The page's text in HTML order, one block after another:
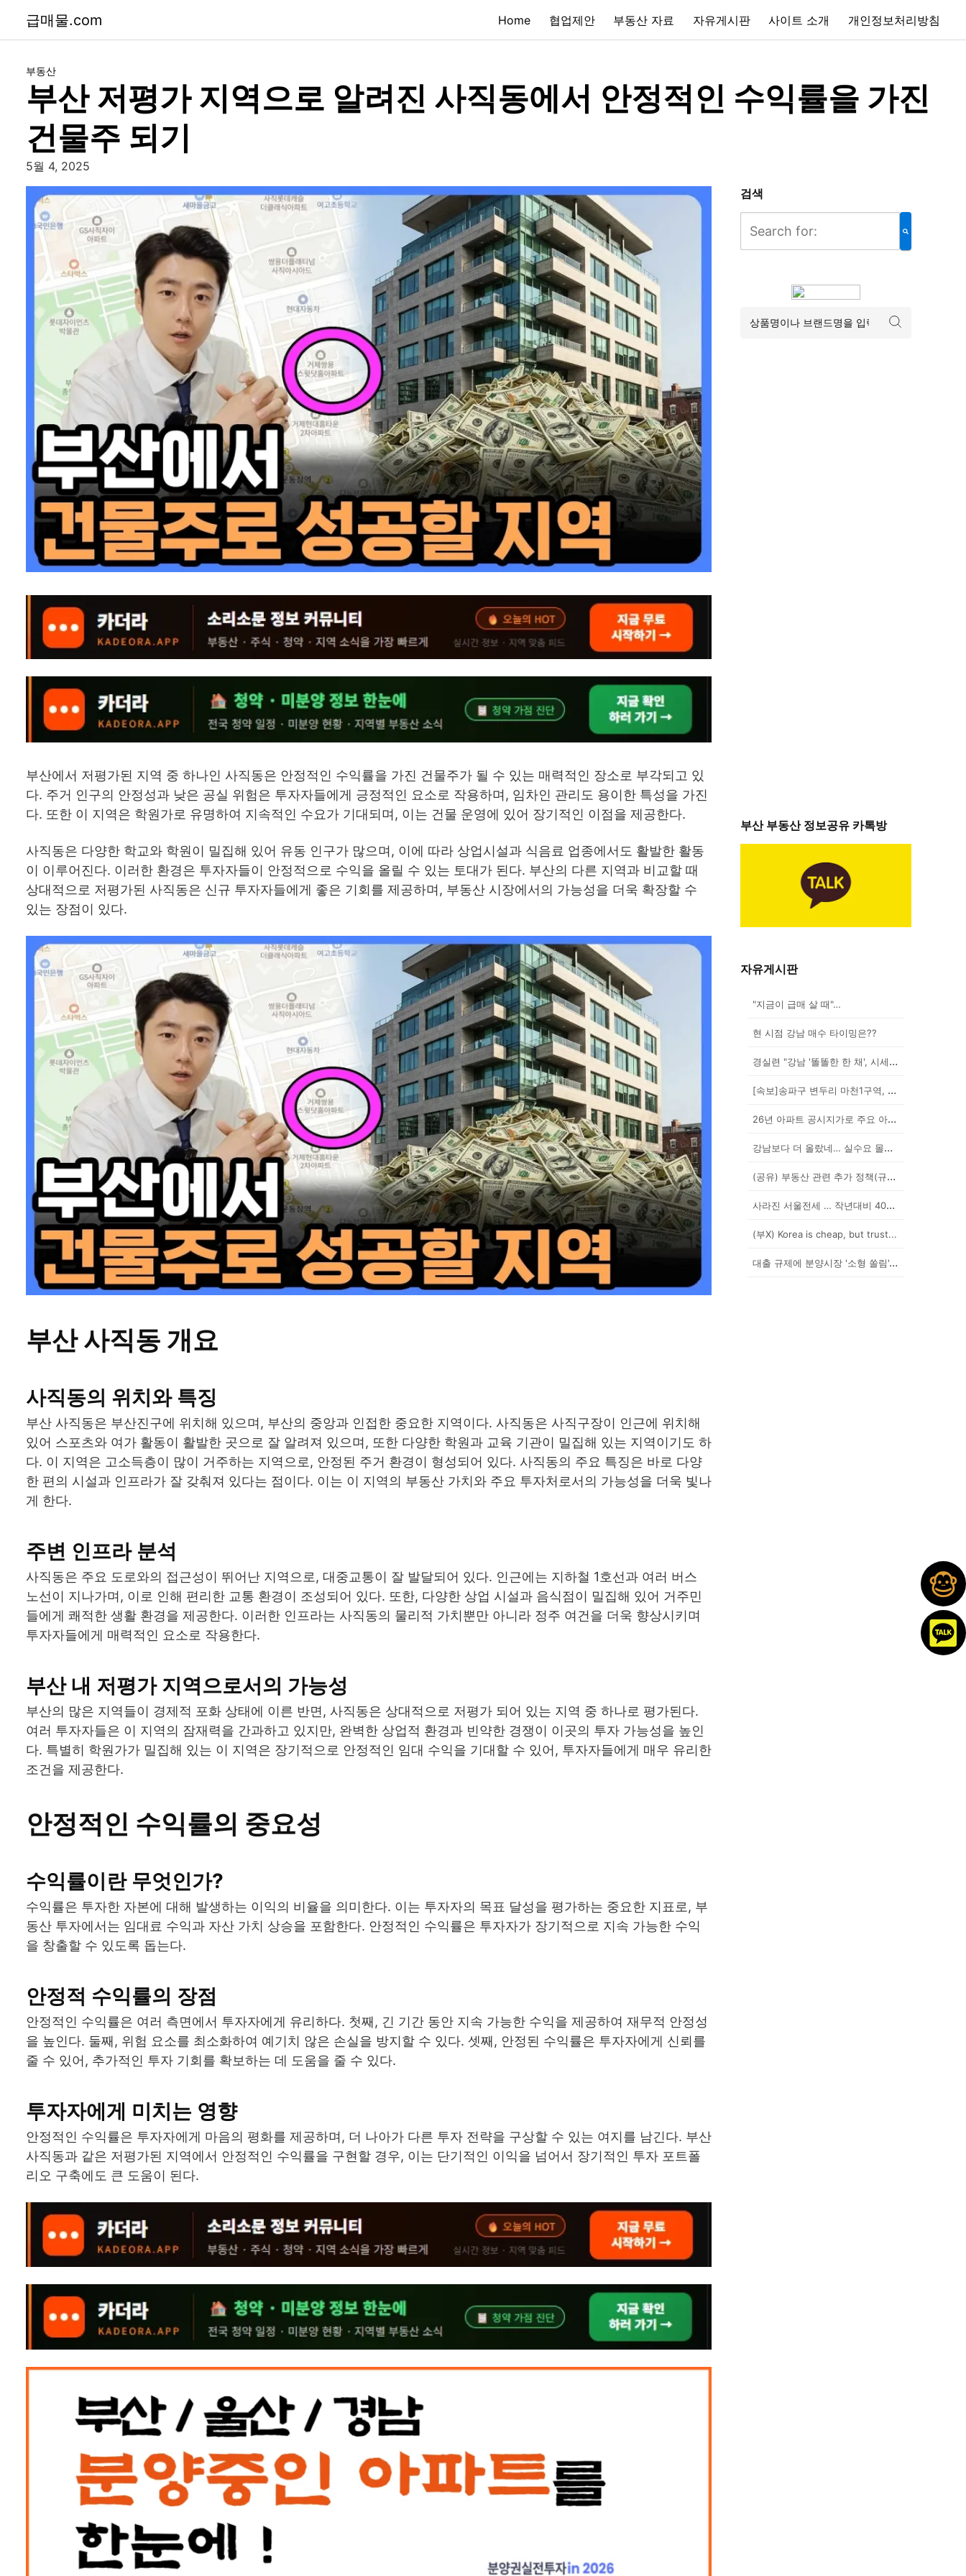
급매물.com Home 협업제안 부동산 자료 자유게시판 사이트 소개 개인정보처리방침
부동산
부산 저평가 지역으로 알려진 사직동에서 안정적인 수익률을 가진
건물주 되기
5월 4, 2025
부산에서 저평가된 지역 중 하나인 사직동은 안정적인 수익률을 가진 건물주가 될 수 있는 매력적인 장소로 부각되고 있
다. 주거 인구의 안정성과 낮은 공실 위험은 투자자들에게 긍정적인 요소로 작용하며, 임차인 관리도 용이한 특성을 가진
다. 또한 이 지역은 학원가로 유명하여 지속적인 수요가 기대되며, 이는 건물 운영에 있어 장기적인 이점을 제공한다.
사직동은 다양한 학교와 학원이 밀집해 있어 유동 인구가 많으며, 이에 따라 상업시설과 식음료 업종에서도 활발한 활동
이 이루어진다. 이러한 환경은 투자자들이 안정적으로 수익을 올릴 수 있는 토대가 된다. 부산의 다른 지역과 비교할 때
상대적으로 저평가된 사직동은 신규 투자자들에게 좋은 기회를 제공하며, 부동산 시장에서의 가능성을 더욱 확장할 수
있는 장점이 있다.
부산 사직동 개요
사직동의 위치와 특징
부산 사직동은 부산진구에 위치해 있으며, 부산의 중앙과 인접한 중요한 지역이다. 사직동은 사직구장이 인근에 위치해
있어 스포츠와 여가 활동이 활발한 곳으로 잘 알려져 있으며, 또한 다양한 학원과 교육 기관이 밀집해 있는 지역이기도 하
다. 이 지역은 고소득층이 많이 거주하는 지역으로, 안정된 주거 환경이 형성되어 있다. 사직동의 주요 특징은 바로 다양
한 편의 시설과 인프라가 잘 갖춰져 있다는 점이다. 이는 이 지역의 부동산 가치와 주요 투자처로서의 가능성을 더욱 빛나
게 한다.
주변 인프라 분석
사직동은 주요 도로와의 접근성이 뛰어난 지역으로, 대중교통이 잘 발달되어 있다. 인근에는 지하철 1호선과 여러 버스
노선이 지나가며, 이로 인해 편리한 교통 환경이 조성되어 있다. 또한, 다양한 상업 시설과 음식점이 밀집해 있어 거주민
들에게 쾌적한 생활 환경을 제공한다. 이러한 인프라는 사직동의 물리적 가치뿐만 아니라 정주 여건을 더욱 향상시키며
투자자들에게 매력적인 요소로 작용한다.
부산 내 저평가 지역으로서의 가능성
부산의 많은 지역들이 경제적 포화 상태에 이른 반면, 사직동은 상대적으로 저평가 되어 있는 지역 중 하나로 평가된다.
여러 투자자들은 이 지역의 잠재력을 간과하고 있지만, 완벽한 상업적 환경과 빈약한 경쟁이 이곳의 투자 가능성을 높인
다. 특별히 학원가가 밀집해 있는 이 지역은 장기적으로 안정적인 임대 수익을 기대할 수 있어, 투자자들에게 매우 유리한
조건을 제공한다.
안정적인 수익률의 중요성
수익률이란 무엇인가?
수익률은 투자한 자본에 대해 발생하는 이익의 비율을 의미한다. 이는 투자자의 목표 달성을 평가하는 중요한 지표로, 부
동산 투자에서는 임대료 수익과 자산 가치 상승을 포함한다. 안정적인 수익률은 투자자가 장기적으로 지속 가능한 수익
을 창출할 수 있도록 돕는다.
안정적 수익률의 장점
안정적인 수익률은 여러 측면에서 투자자에게 유리하다. 첫째, 긴 기간 동안 지속 가능한 수익을 제공하여 재무적 안정성
을 높인다. 둘째, 위험 요소를 최소화하여 예기치 않은 손실을 방지할 수 있다. 셋째, 안정된 수익률은 투자자에게 신뢰를
줄 수 있어, 추가적인 투자 기회를 확보하는 데 도움을 줄 수 있다.
투자자에게 미치는 영향
안정적인 수익률은 투자자에게 마음의 평화를 제공하며, 더 나아가 다른 투자 전략을 구상할 수 있는 여지를 남긴다. 부산
사직동과 같은 저평가된 지역에서 안정적인 수익률을 구현할 경우, 이는 단기적인 이익을 넘어서 장기적인 투자 포트폴
리오 구축에도 큰 도움이 된다.
검색
부산 부동산 정보공유 카톡방
자유게시판
"지금이 급매 살 때"…
현 시점 강남 매수 타이밍은??
경실련 "강남 '똘똘한 한 채', 시세 차익 102억인...
[속보]송파구 변두리 마천1구역, 49층 랜드마크로 날...
26년 아파트 공시지가로 주요 아파트 보유세 시뮬레이션...
강남보다 더 올랐네… 실수요 몰린 이곳은?
(공유) 부동산 관련 추가 정책(규제) 발표 예상됩니다...
사라진 서울전세 … 작년대비 40% '뚝'
(부X) Korea is cheap, but trust...
대출 규제에 분양시장 '소형 쏠림'…20평 이하 경쟁률...